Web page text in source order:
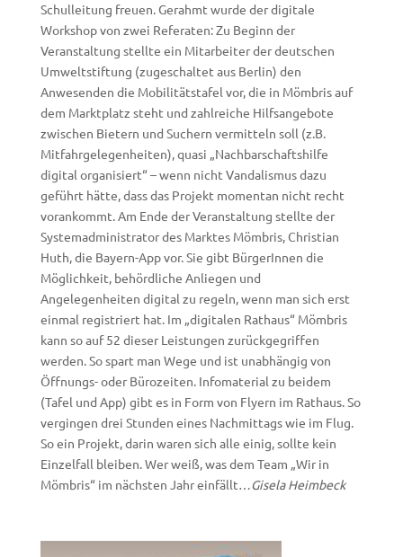
Schulleitung freuen. Gerahmt wurde der digitale
Workshop von zwei Referaten: Zu Beginn der
Veranstaltung stellte ein Mitarbeiter der deutschen
Umweltstiftung (zugeschaltet aus Berlin) den
Anwesenden die Mobilitätstafel vor, die in Mömbris auf
dem Marktplatz steht und zahlreiche Hilfsangebote
zwischen Bietern und Suchern vermitteln soll (z.B.
Mitfahrgelegenheiten), quasi „Nachbarschaftshilfe
digital organisiert“ – wenn nicht Vandalismus dazu
geführt hätte, dass das Projekt momentan nicht recht
vorankommt. Am Ende der Veranstaltung stellte der
Systemadministrator des Marktes Mömbris, Christian
Huth, die Bayern-App vor. Sie gibt BürgerInnen die
Möglichkeit, behördliche Anliegen und
Angelegenheiten digital zu regeln, wenn man sich erst
einmal registriert hat. Im „digitalen Rathaus“ Mömbris
kann so auf 52 dieser Leistungen zurückgegriffen
werden. So spart man Wege und ist unabhängig von
Öffnungs- oder Bürozeiten. Infomaterial zu beidem
(Tafel und App) gibt es in Form von Flyern im Rathaus. So
vergingen drei Stunden eines Nachmittags wie im Flug.
So ein Projekt, darin waren sich alle einig, sollte kein
Einzelfall bleiben. Wer weiß, was dem Team „Wir in
Mömbris“ im nächsten Jahr einfällt…Gisela Heimbeck